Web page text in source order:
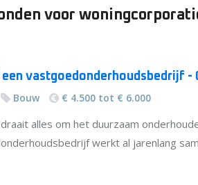
voor
vastgoedonderhoudsbedrijf -
Bouw € 4.500 tot € 6.000
alles om het duurzaam
werkt al jarenlang